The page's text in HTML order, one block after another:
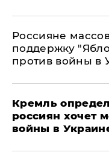
Россияне
поддержку
против войны в
Кремль
россиян хочет
войны в